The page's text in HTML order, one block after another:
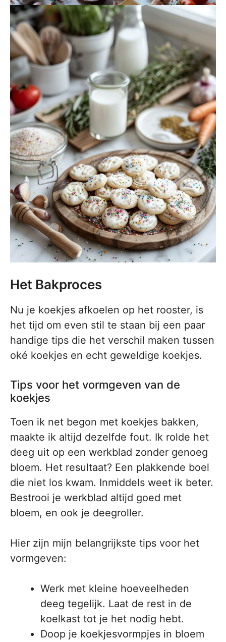
Het Bakproces
Nu je koekjes afkoelen op het rooster, is
het tijd om even stil te staan bij een paar
handige tips die het verschil maken tussen
oké koekjes en echt geweldige koekjes.
Tips voor het vormgeven van de
koekjes
Toen ik net begon met koekjes bakken,
maakte ik altijd dezelfde fout. Ik rolde het
deeg uit op een werkblad zonder genoeg
bloem. Het resultaat? Een plakkende boel
die niet los kwam. Inmiddels weet ik beter.
Bestrooi je werkblad altijd goed met
bloem, en ook je deegroller.
Hier zijn mijn belangrijkste tips voor het
vormgeven:
Werk met kleine hoeveelheden
deeg tegelijk. Laat de rest in de
koelkast tot je het nodig hebt.
Doop je koekjesvormpjes in bloem